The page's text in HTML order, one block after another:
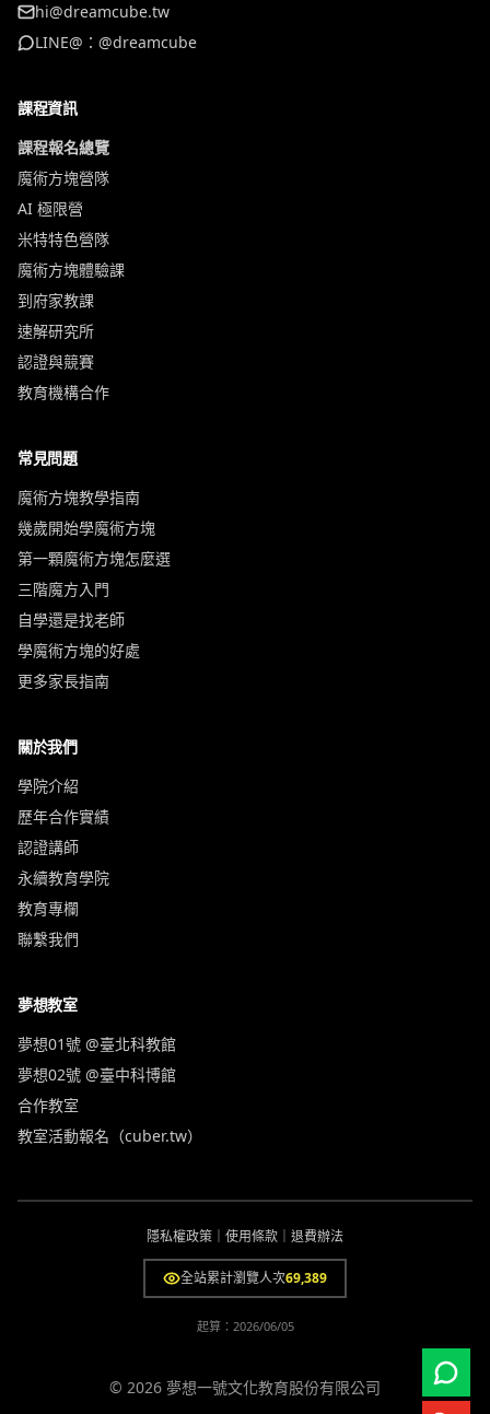
hi@dreamcube.tw
LINE@：@dreamcube
課程資訊
課程報名總覽
魔術方塊營隊
AI 極限營
米特特色營隊
魔術方塊體驗課
到府家教課
速解研究所
認證與競賽
教育機構合作
常見問題
魔術方塊教學指南
幾歲開始學魔術方塊
第一顆魔術方塊怎麼選
三階魔方入門
自學還是找老師
學魔術方塊的好處
更多家長指南
關於我們
學院介紹
歷年合作實績
認證講師
永續教育學院
教育專欄
聯繫我們
夢想教室
夢想01號 @臺北科教館
夢想02號 @臺中科博館
合作教室
教室活動報名（cuber.tw）
隱私權政策 使用條款 退費辦法
全站累計瀏覽人次69,389
起算： 2026/06/05
© 2026 夢想一號文化教育股份有限公司